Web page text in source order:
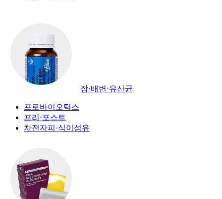
장·배변·유산균
프로바이오틱스
프리·포스트
차전자피·식이섬유